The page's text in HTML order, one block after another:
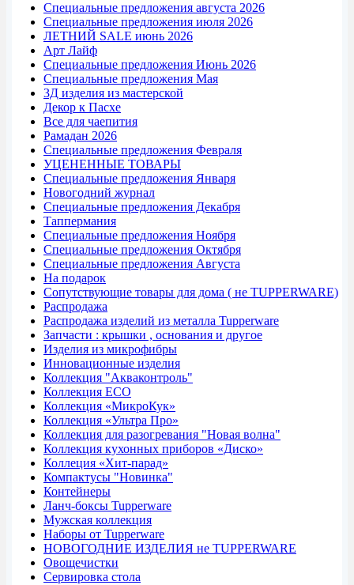
Специальные предложения августа 2026
Специальные предложения июля 2026
ЛЕТНИЙ SALE июнь 2026
Арт Лайф
Специальные предложения Июнь 2026
Специальные предложения Мая
3Д изделия из мастерской
Декор к Пасхе
Все для чаепития
Рамадан 2026
Специальные предложения Февраля
УЦЕНЕННЫЕ ТОВАРЫ
Специальные предложения Января
Новогодний журнал
Специальные предложения Декабря
Таппермания
Специальные предложения Ноября
Специальные предложения Октября
Специальные предложения Августа
На подарок
Сопутствующие товары для дома ( не TUPPERWARE)
Распродажа
Распродажа изделий из металла Tupperware
Запчасти : крышки , основания и другое
Изделия из микрофибры
Инновационные изделия
Коллекция "Акваконтроль"
Коллекция ECO
Коллекция «МикроКук»
Коллекция «Ультра Про»
Коллекция для разогревания "Новая волна"
Коллекция кухонных приборов «Диско»
Коллеция «Хит-парад»
Компактусы "Новинка"
Контейнеры
Ланч-боксы Tupperware
Мужская коллекция
Наборы от Tupperware
НОВОГОДНИЕ ИЗДЕЛИЯ не TUPPERWARE
Овощечистки
Сервировка стола